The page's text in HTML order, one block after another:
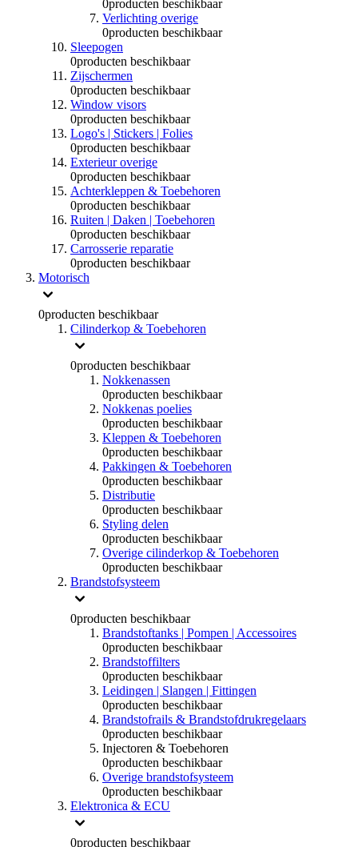
0producten beschikbaar
Verlichting overige
0producten beschikbaar
Sleepogen
0producten beschikbaar
Zijschermen
0producten beschikbaar
Window visors
0producten beschikbaar
Logo's | Stickers | Folies
0producten beschikbaar
Exterieur overige
0producten beschikbaar
Achterkleppen & Toebehoren
0producten beschikbaar
Ruiten | Daken | Toebehoren
0producten beschikbaar
Carrosserie reparatie
0producten beschikbaar
Motorisch
0producten beschikbaar
Cilinderkop & Toebehoren
0producten beschikbaar
Nokkenassen
0producten beschikbaar
Nokkenas poelies
0producten beschikbaar
Kleppen & Toebehoren
0producten beschikbaar
Pakkingen & Toebehoren
0producten beschikbaar
Distributie
0producten beschikbaar
Styling delen
0producten beschikbaar
Overige cilinderkop & Toebehoren
0producten beschikbaar
Brandstofsysteem
0producten beschikbaar
Brandstoftanks | Pompen | Accessoires
0producten beschikbaar
Brandstoffilters
0producten beschikbaar
Leidingen | Slangen | Fittingen
0producten beschikbaar
Brandstofrails & Brandstofdrukregelaars
0producten beschikbaar
Injectoren & Toebehoren
0producten beschikbaar
Overige brandstofsysteem
0producten beschikbaar
Elektronica & ECU
0producten beschikbaar